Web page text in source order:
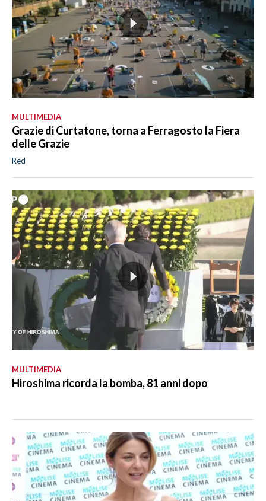
MULTIMEDIA
Grazie di Curtatone, torna a Ferragosto la Fiera
delle Grazie
Red
MULTIMEDIA
Hiroshima ricorda la bomba, 81 anni dopo